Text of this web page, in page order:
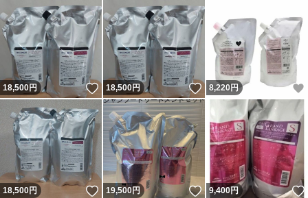
18,500円 いいね！
18,500円 いいね！
8,220円
18,500円 いいね！
19,500円 いいね！
9,400円